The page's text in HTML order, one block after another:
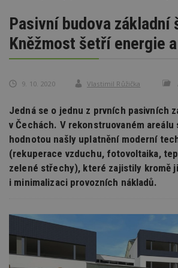
Pasivní budova základní
Kněžmost šetří energie
9. 10. 2020 Vlastimil Růžička
Jedná se o jednu z prvních pasivních
v Čechách. V rekonstruovaném
hodnotou našly uplatnění moderní
(rekuperace vzduchu, fotovoltaika,
zelené střechy), které zajistily kromě
i minimalizaci provozních nákladů.